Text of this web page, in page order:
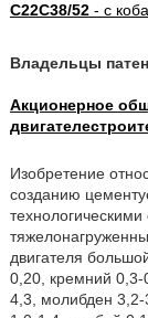
C22C38/52- с
Владельцы
Акционерное
Изобретение
созданию
двигателя
0,20, кремний
4,3, молибден